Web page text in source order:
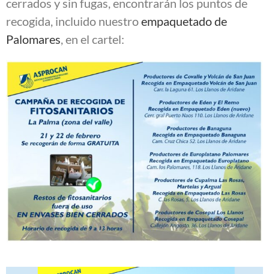
recogida, incluido nuestroempaquetado de
Palomares , en el cartel: